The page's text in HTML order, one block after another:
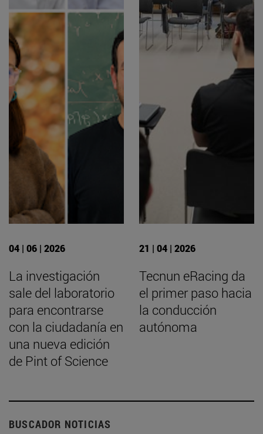
04 | 06 | 2026
La investigación
sale del laboratorio
para encontrarse
con la ciudadanía en
una nueva edición
de Pint of Science
21 | 04 | 2026
Tecnun eRacing da
el primer paso hacia
la conducción
autónoma
BUSCADOR NOTICIAS